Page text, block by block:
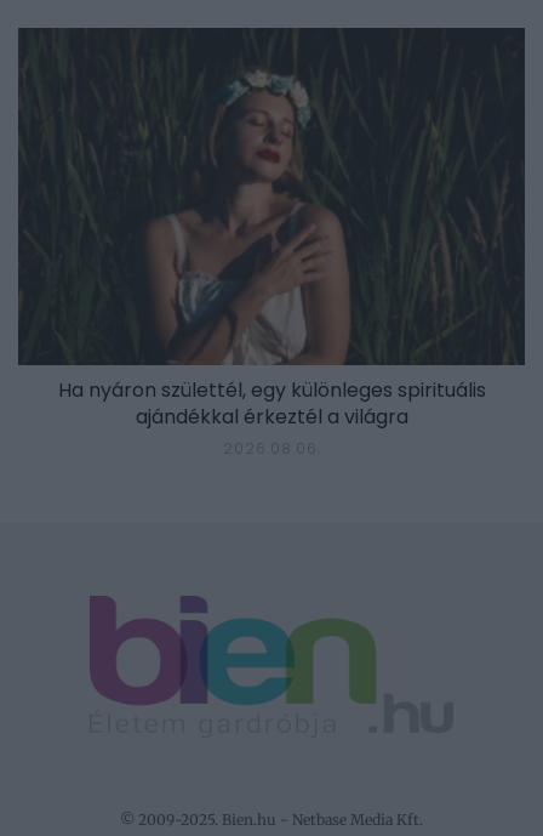
Ha nyáron születtél, egy különleges spirituális
ajándékkal érkeztél a világra
© 2009-2025. Bien.hu - Netbase Media Kft.